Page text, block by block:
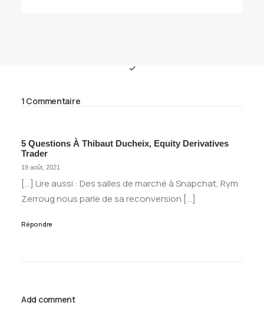
1 Commentaire
5 Questions À Thibaut Ducheix, Equity Derivatives
Trader
19 août, 2021
[…] Lire aussi : Des salles de marché à Snapchat, Rym
Zerroug nous parle de sa reconversion […]
Répondre
Add comment